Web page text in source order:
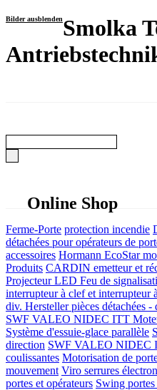
Bilder ausblendenSmolka
Online Shop
Ferme-Porte protection incendie
détachées pour opérateurs de
accessoires Hormann EcoStar
Produits CARDIN emetteur et
Projecteur LED Feu de
interrupteur à clef et interrupteur
div. Herstellerpièces détachées
SWF VALEO NIDEC ITT
Système d'essuie-glace parallèle
direction SWF VALEO NIDEC
coulissantes Motorisation de
mouvement Viro serrures
portes et opérateurs Swing